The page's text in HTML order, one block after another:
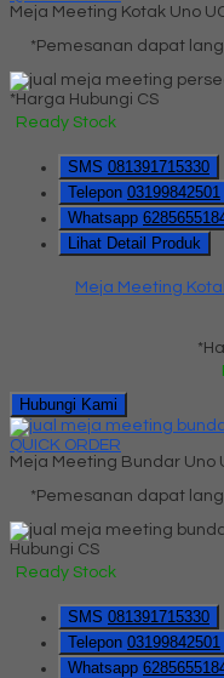
Meja Meeting Kotak Uno
*Pemesanan dapat
*Harga Hubungi CS
Ready Stock
SMS 081391715330
Telepon 03199842501
Whatsapp
Lihat Detail Produk
Meja Meeting
Hubungi Kami
QUICK ORDER
Meja Meeting Bundar Uno
*Pemesanan dapat
Hubungi CS
Ready Stock
SMS 081391715330
Telepon 03199842501
Whatsapp